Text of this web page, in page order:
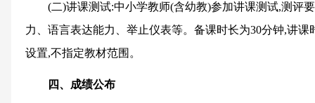
(二)讲课测试:中小学教师(含幼教)参加讲课测试,测评
力、语言表达能力、举止仪表等。备课时长为30分钟,讲
设置,不指定教材范围。
四、成绩公布